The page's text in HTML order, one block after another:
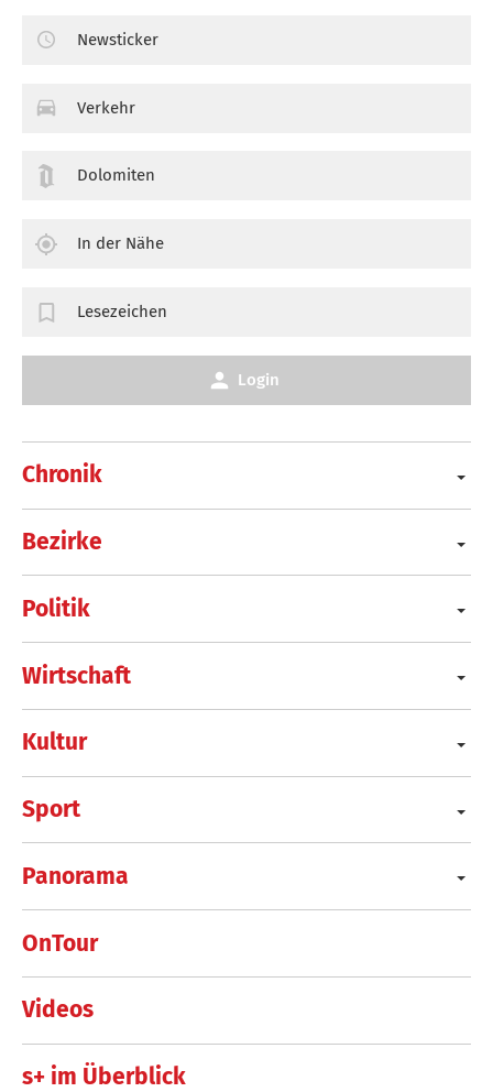
Chronik
Bezirke
Politik
Wirtschaft
Kultur
Sport
Panorama
OnTour
Videos
s+ im Überblick
Newsticker
Verkehr
Dolomiten
In der Nähe
Lesezeichen
Login